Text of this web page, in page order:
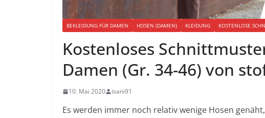
BEKLEIDUNG FÜR DAMEN HOSEN (DAMEN) KLEIDUNG KOSTENLOSE
Kostenloses
Damen (Gr. 34-46) von
10. Mai 2020 isani91
Es werden immer noch relativ wenige Hosen